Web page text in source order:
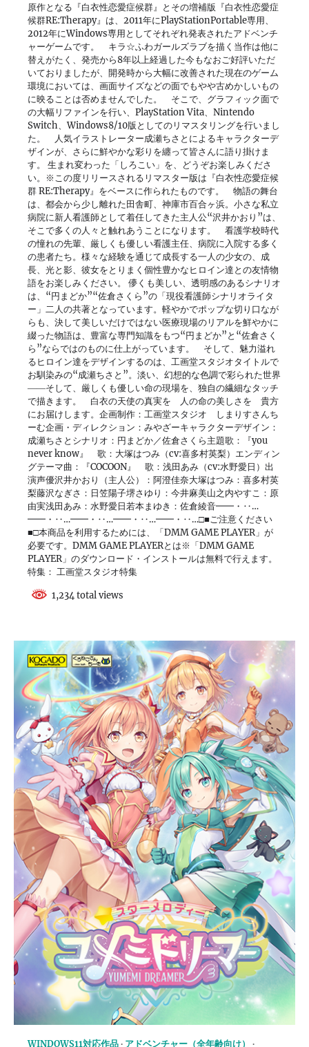
原作となる『白衣性恋愛症候群』とその増補版『白衣性恋愛症
候群RE:Therapy』は、2011年にPlayStationPortable専用、
2012年にWindows専用としてそれぞれ発表されたアドベンチ
ャーゲームです。 キラ☆ふわガールズラブを描く当作は他に
替えがたく、発売から8年以上経過した今もなおご好評いただ
いておりましたが、開発時から大幅に改善された現在のゲーム
環境においては、画面サイズなどの面でもやや古めかしいもの
に映ることは否めませんでした。 そこで、グラフィック面で
の大幅リファインを行い、PlayStation Vita、Nintendo
Switch、Windows8/10版としてのリマスタリングを行いまし
た。 人気イラストレーター成瀬ちさとによるキャラクターデ
ザインが、さらに鮮やかな彩りを纏って皆さんに語り掛けま
す。 生まれ変わった「しろこい」を、どうぞお楽しみくださ
い。※この度リリースされるリマスター版は『白衣性恋愛症候
群 RE:Therapy』をベースに作られたものです。 物語の舞台
は、都会から少し離れた田舎町、神庫市百合ヶ浜。小さな私立
病院に新人看護師として着任してきた主人公“沢井かおり”は、
そこで多くの人々と触れあうことになります。 看護学校時代
の憧れの先輩、厳しくも優しい看護主任、病院に入院する多く
の患者たち。様々な経験を通じて成長する一人の少女の、成
長、光と影、彼女をとりまく個性豊かなヒロイン達との友情物
語をお楽しみください。 儚くも美しい、透明感のあるシナリオ
は、“円まどか”“佐倉さくら”の「現役看護師シナリオライタ
ー」二人の共著となっています。軽やかでポップな切り口なが
らも、決して美しいだけではない医療現場のリアルを鮮やかに
綴った物語は、豊富な専門知識をもつ“円まどか”と“佐倉さく
ら”ならではのものに仕上がっています。 そして、魅力溢れ
るヒロイン達をデザインするのは、工画堂スタジオタイトルで
お馴染みの“成瀬ちさと”。淡い、幻想的な色調で彩られた世界
――そして、厳しくも優しい命の現場を、独自の繊細なタッチ
で描きます。 白衣の天使の真実を 人の命の美しさを 貴方
にお届けします。企画制作：工画堂スタジオ しまりすさんち
ーむ企画・ディレクション：みやざーキャラクターデザイン：
成瀬ちさとシナリオ：円まどか／佐倉さくら主題歌：『you
never know』 歌：大塚はつみ（cv:喜多村英梨）エンディン
グテーマ曲：『COCOON』 歌：浅田あみ（cv:水野愛日）出
演声優沢井かおり（主人公）：阿澄佳奈大塚はつみ：喜多村英
梨藤沢なぎさ：日笠陽子堺さゆり：今井麻美山之内やすこ：原
由実浅田あみ：水野愛日若本まゆき：佐倉綾音━━・‥…
━━・‥…━━・‥…━━・‥…━━・‥…□■ご注意ください
■□本商品を利用するためには、「DMM GAME PLAYER」が
必要です。DMM GAME PLAYERとは※「DMM GAME
PLAYER」のダウンロード・インストールは無料で行えます。
特集： 工画堂スタジオ特集
1,234 total views
WINDOWS11対応作品 アドベンチャー（全年齢向け）